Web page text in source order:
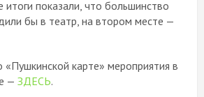
показали, что большинство
бы в театр, на втором месте —
карте» мероприятия в
— ЗДЕСЬ.